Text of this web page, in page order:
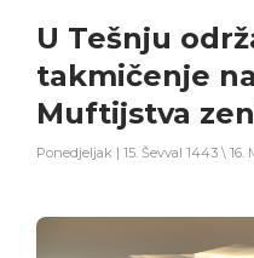
U Tešnju
takmičenje
Muftijstva
Ponedjeljak | 15. Ševval 1443 \ 16.